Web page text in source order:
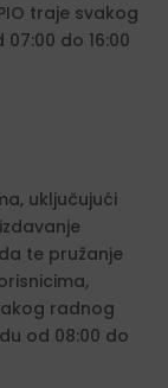
traje svakog
do 16:00
uključujući
te pružanje
radnog
od 08:00 do